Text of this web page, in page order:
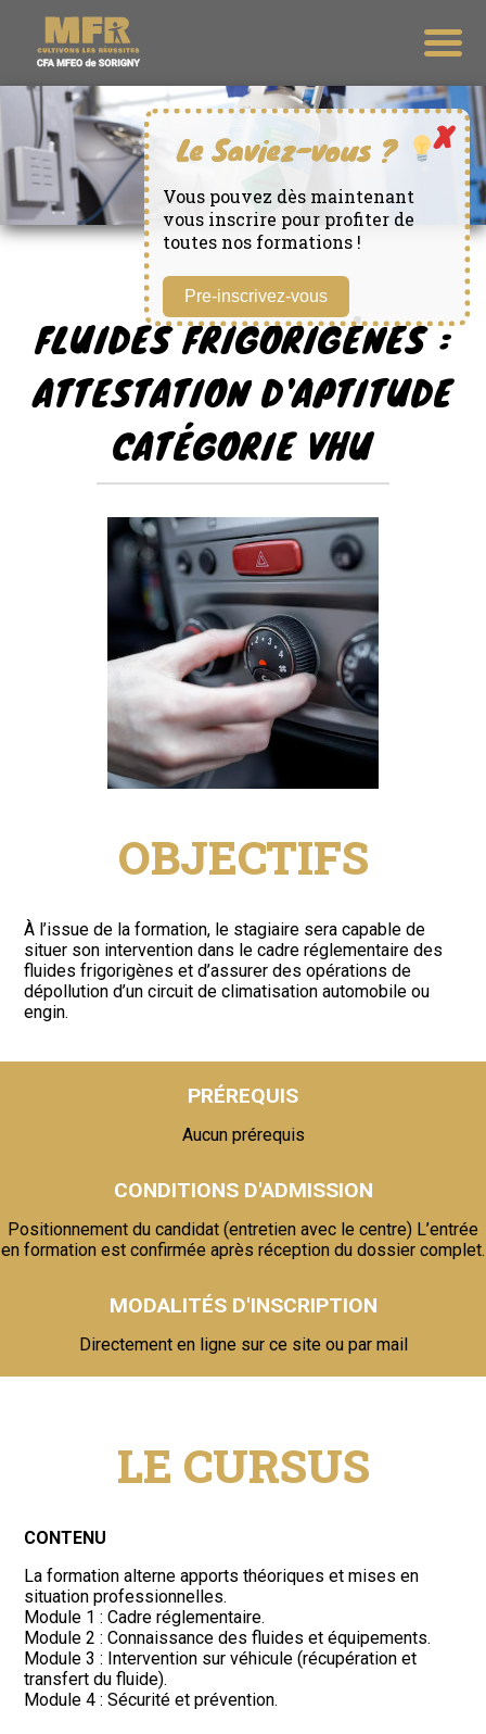
FLUIDES FRIGORIGÈNES :
ATTESTATION D'APTITUDE
CATÉGORIE VHU
OBJECTIFS
À l’issue de la formation, le stagiaire sera capable de
situer son intervention dans le cadre réglementaire des
fluides frigorigènes et d’assurer des opérations de
dépollution d’un circuit de climatisation automobile ou
engin.
PRÉREQUIS
Aucun prérequis
CONDITIONS D'ADMISSION
Positionnement du candidat (entretien avec le centre) L’entrée
en formation est confirmée après réception du dossier complet.
MODALITÉS D'INSCRIPTION
Directement en ligne sur ce site ou par mail
LE CURSUS
CONTENU
La formation alterne apports théoriques et mises en
situation professionnelles.
Module 1 : Cadre réglementaire.
Module 2 : Connaissance des fluides et équipements.
Module 3 : Intervention sur véhicule (récupération et
transfert du fluide).
Module 4 : Sécurité et prévention.
Vous pouvez dès maintenant
vous inscrire pour profiter de
toutes nos formations !
Pre-inscrivez-vous